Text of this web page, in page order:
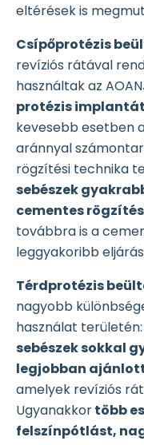
eltérések is
Csípőprotézis
revíziós rátával
használtak az
protézis
kevesebb esetben
aránnyal
rögzítési technika
sebészek
cementes
továbbra is a
leggyakoribb
Térdprotézis
nagyobb
használat területén:
sebészek sokkal
legjobban
amelyek revíziós
Ugyanakkortöbb
felszínpótlást,